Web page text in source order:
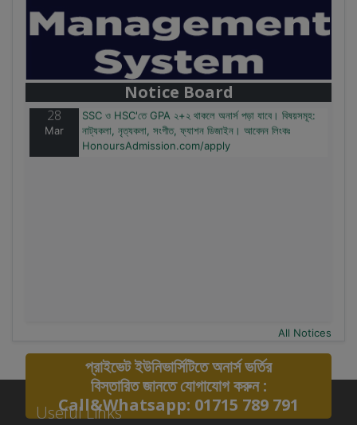
Notice Board
বাজেটের মধ্যে প্রাইভেট ইউনিভার্সিটিতে অনার্স পড়ার সুযোগ। ২০টির
অধিক বিষয়, ৪ বছরে মোট খরচ ২ লক্ষ থেকে ৫ লক্ষ টাকা। আবেদন
লিংকঃ HonoursAdmission.com/apply
28
Mar
SSC ও HSC'তে GPA ২+২ থাকলে অনার্স পড়া যাবে। বিষয়সমূহ:
নাট্যকলা, নৃত্যকলা, সংগীত, ফ্যাশন ডিজাইন। আবেদন লিংকঃ
HonoursAdmission.com/apply
All Notices
প্রাইভেট ইউনিভার্সিটিতে অনার্স ভর্তির
বিস্তারিত জানতে যোগাযোগ করুন :
Call&Whatsapp: 01715 789 791
Useful Links